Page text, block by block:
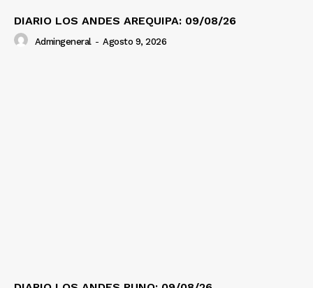
DIARIO LOS ANDES AREQUIPA: 09/08/26
Admingeneral - Agosto 9, 2026